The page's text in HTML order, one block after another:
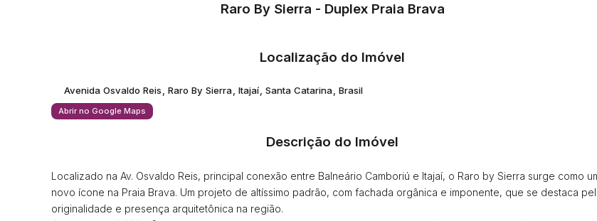
Raro By Sierra - Duplex Praia Brava
Localização do Imóvel
Avenida Osvaldo Reis Raro By Sierra Itajaí Santa Catarina Brasil
Abrir no Google Maps
Descrição do Imóvel
Localizado na Av. Osvaldo Reis, principal conexão entre Balneário Camboriú e Itajaí, o Raro by Sierra surge como
novo ícone na Praia Brava. Um projeto de altíssimo padrão, com fachada orgânica e imponente, que se destaca
originalidade e presença arquitetônica na região.